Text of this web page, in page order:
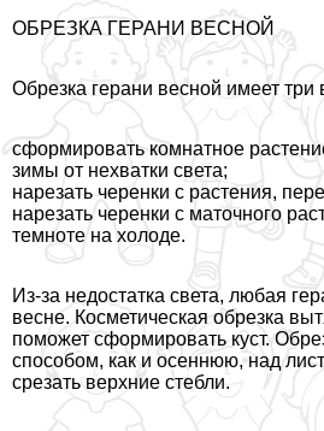
ОБРЕЗКА ГЕРАНИ ВЕСНОЙ
Обрезка герани весной имеет три
сформировать комнатное
зимы от нехватки света;
нарезать черенки с растения,
нарезать черенки с маточного
темноте на холоде.
Из-за недостатка света, любая
весне. Косметическая обрезка
поможет сформировать куст.
способом, как и осеннюю, над
срезать верхние стeбли.